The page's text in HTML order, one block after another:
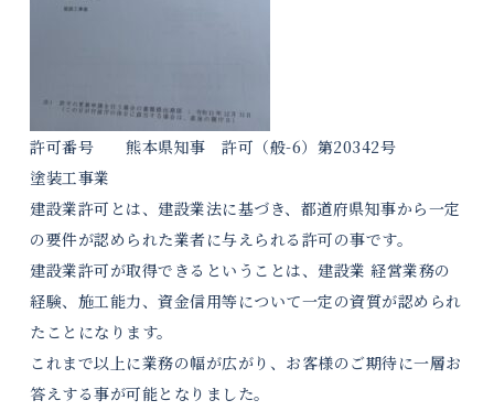
許可番号 熊本県知事 許可（般-6）第20342号
塗装工事業
建設業許可とは、建設業法に基づき、都道府県知事から一定
の要件が認められた業者に与えられる許可の事です。
建設業許可が取得できるということは、建設業 経営業務の
経験、施工能力、資金信用等について一定の資質が認められ
たことになります。
これまで以上に業務の幅が広がり、お客様のご期待に一層お
答えする事が可能となりました。